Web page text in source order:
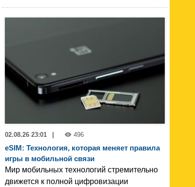
02.08.26 23:01 496
eSIM: Технология, которая меняет правила
игры в мобильной связи
Мир мобильных технологий стремительно
движется к полной цифровизации